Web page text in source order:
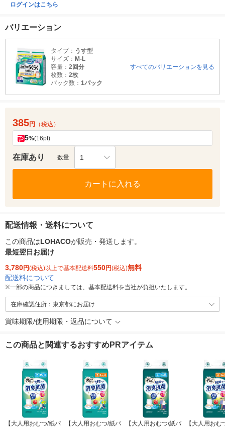
ログインはこちら
バリエーション
タイプ： うす型
サイズ： M-L
容量： 2回分
枚数： 2枚
パック数： 1パック
すべてのバリエーションを見る
385円 （税込）
5%(16pt)
在庫あり 数量 1
カートに入れる
配送情報・送料について
この商品はLOHACOが販売・発送します。
最短翌日お届け
3,780円(税込)以上で基本配送料550円(税込)無料
配送料について
※一部の商品につきましては、基本配送料を当社が負担いたします。
在庫確認住所：東京都にお届け
賞味期限/使用期限・返品について
この商品と関連するおすすめPRアイテム
【大人用おむつ/紙パ
【大人用おむつ/紙パ
【大人用おむつ/紙パ
【大人用おむ